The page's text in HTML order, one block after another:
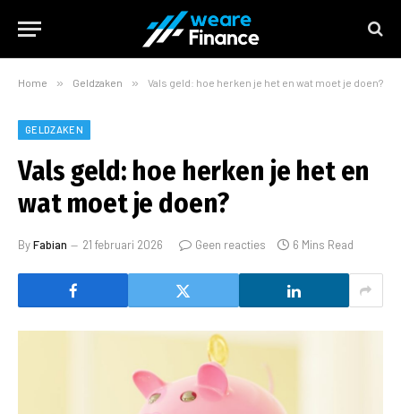
Home » Geldzaken » Vals geld: hoe herken je het en wat moet je doen?
GELDZAKEN
Vals geld: hoe herken je het en
wat moet je doen?
ByFabian 21 februari 2026 Geen reacties 6 Mins Read